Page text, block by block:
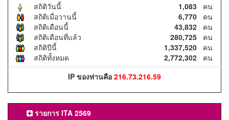
สถิติวันนี้
1,083 คน
สถิติเมื่อวานนี้
6,770 คน
สถิติเดือนนี้
43,832 คน
สถิติเดือนที่แล้ว
280,725 คน
สถิติปีนี้
1,337,520 คน
สถิติทั้งหมด
2,772,302 คน
IP ของท่านคือ 216.73.216.59
รายการ ITA 2569